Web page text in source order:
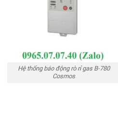
Hệ thống báo động rò rỉ gas B-780
Cosmos